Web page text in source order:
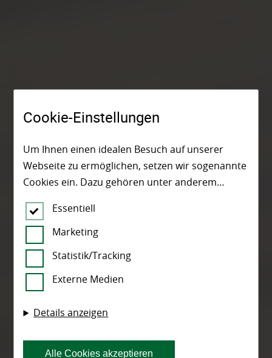
Cookie-Einstellungen
Um Ihnen einen idealen Besuch auf unserer
Webseite zu ermöglichen, setzen wir sogenannte
Cookies ein. Dazu gehören unter anderem
Cookies, die für die Steuerung und den
reibungslosen Betrieb unserer kommerziellen
Unternehmensseite notwendig sind. Zusätzlich
verwenden wir Cookies zur anonymen Erhebung
von Statistiken sowie solche, die zur Ausspielung
und Anzeige personalisierter Inhalte auch nach
werden können. Durch unsere Cookie-
und welche Cookies Sie zulassen möchten. Bitte
Essentiell
Marketing
Statistik/Tracking
Externe Medien
Details anzeigen
Alle Cookies akzeptieren